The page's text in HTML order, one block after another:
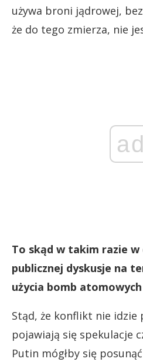
używa broni jądrowej,
że do tego zmierza, nie
ad
To skąd w takim razie
publicznej dyskusje na
użycia bomb
Stąd, że konflikt nie idzie
pojawiają się spekulacje
Putin mógłby się